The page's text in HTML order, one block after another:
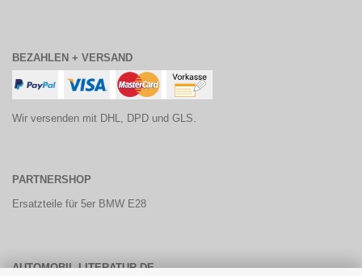
BEZAHLEN + VERSAND
Wir versenden mit DHL, DPD und GLS.
PARTNERSHOP
Ersatzteile für 5er BMW E28
AUTOMOBIL-LITERATUR.DE